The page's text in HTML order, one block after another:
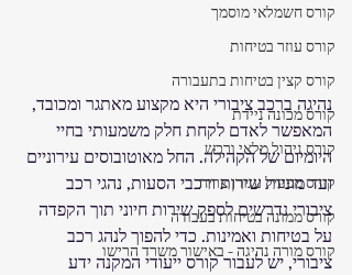
קורס חשמלאי מוסמך
קורס עוזר בטיחות
קורס קצין בטיחות בתעבורה
קורס מכונה ניידת
קורס ניהול מלאי ורכש
קורס מפעיל עגורן צריח
קורס ממונה בטיחות בעבודה
קורס מורה נהיגה - באישור משרד הרישו
נהיגה ברכב ציבורי היא מקצוע מאתגר ומכובד,
המאפשר לאדם לקחת חלק משמעותי בחיי
היומיום של הקהילה. החל מאוטובוסים עירוניים
ועד מוניות שירות ורכבי הסעות, נהגי רכב
ציבורי נדרשים לספק שירות חיוני תוך הקפדה
על בטיחות ואמינות. כדי להפוך לנהג רכב
ציבורי, יש לעבור קורס ייעודי המקנה ידע